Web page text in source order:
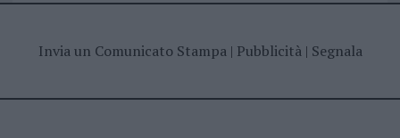
Invia un Comunicato Stampa| Pubblicità| Segnala